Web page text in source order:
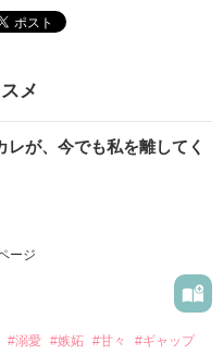
メ
レが、今でも私を離してく
ージ
#溺愛 #嫉妬 #甘々 #ギャップ